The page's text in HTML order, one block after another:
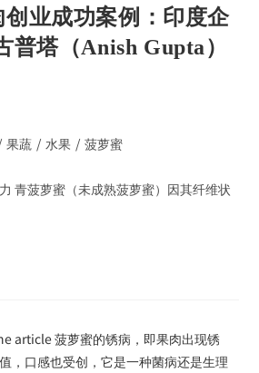
业成功案例：印度企
普塔（Anish Gupta）
果蔬 / 水果 / 菠萝蜜
青菠萝蜜（未成熟菠萝蜜）因其纤维状